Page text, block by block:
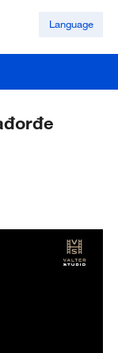
Language